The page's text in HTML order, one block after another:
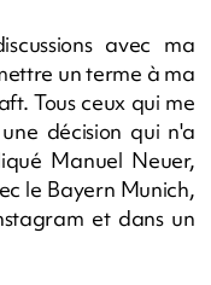
avec ma
un terme à ma
Tous ceux qui me
décision qui n'a
Manuel Neuer,
le Bayern Munich,
et dans un